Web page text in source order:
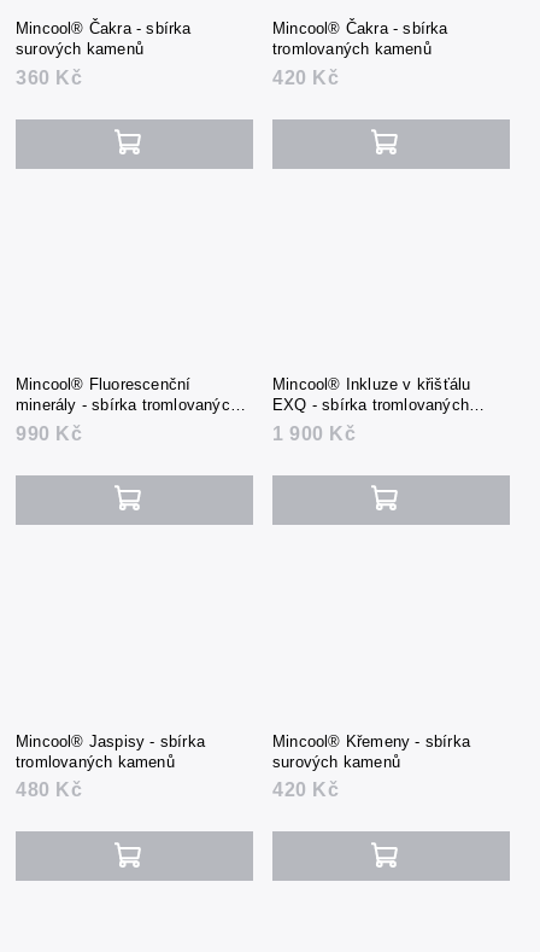
Mincool® Čakra - sbírka
surových kamenů
360 Kč
Mincool® Čakra - sbírka
tromlovaných kamenů
420 Kč
Mincool® Fluorescenční
minerály - sbírka tromlovaných
kamenů + UV svítilna
990 Kč
Mincool® Inkluze v křišťálu
EXQ - sbírka tromlovaných
kamenů
1 900 Kč
Mincool® Jaspisy - sbírka
tromlovaných kamenů
480 Kč
Mincool® Křemeny - sbírka
surových kamenů
420 Kč